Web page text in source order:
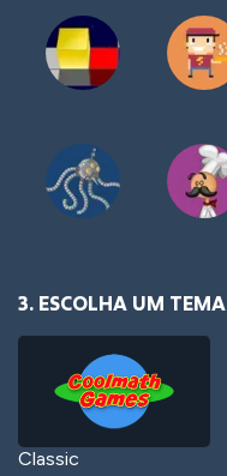
3. ESCOLHA UM TEMA
Classic